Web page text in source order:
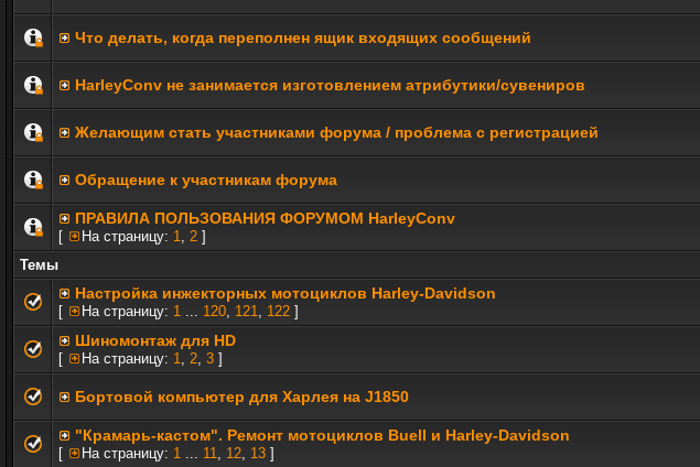
Что делать, когда переполнен ящик входящих сообщений
HarleyConv не занимается изготовлением атрибутики/сувениров
Желающим стать участниками форума / проблема с регистрацией
Обращение к участникам форума
ПРАВИЛА ПОЛЬЗОВАНИЯ ФОРУМОМ HarleyConv
[ На страницу: 1, 2 ]
Темы
Настройка инжекторных мотоциклов Harley-Davidson
[ На страницу: 1 ... 120, 121, 122 ]
Шиномонтаж для HD
[ На страницу: 1, 2, 3 ]
Бортовой компьютер для Харлея на J1850
"Крамарь-кастом". Ремонт мотоциклов Buell и Harley-Davidson
[ На страницу: 1 ... 11, 12, 13 ]